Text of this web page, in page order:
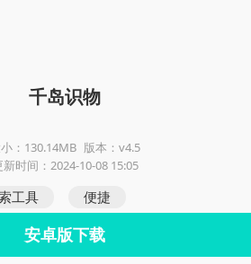
千岛识物
：130.14MB 版本：v4.5
新时间：2024-10-08 15:05
工具 便捷
安卓版下载